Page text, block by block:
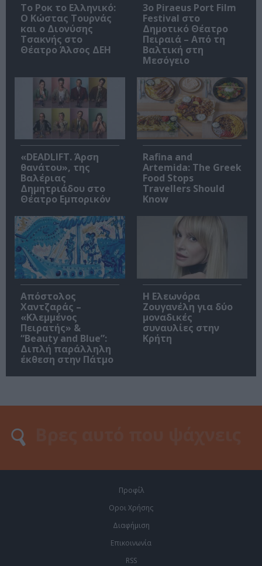
Το Ροκ το Ελληνικό:
Ο Κώστας Τουρνάς
και ο Διονύσης
Τσακνής στο
Θέατρο Άλσος ΔΕΗ
3o Piraeus Port Film
Festival στο
Δημοτικό Θέατρο
Πειραιά – Από τη
Βαλτική στη
Μεσόγειο
«DEADLIFT. Άρση
θανάτου», της
Βαλέριας
Δημητριάδου στο
Θέατρο Εμπορικόν
Rafina and
Artemida: The Greek
Food Stops
Travellers Should
Know
Απόστολος
Χαντζαράς –
«Κλεμμένος
Πειρατής» &
“Beauty and Blue”:
Διπλή παράλληλη
έκθεση στην Πάτμο
Η Ελεωνόρα
Ζουγανέλη για δύο
μοναδικές
συναυλίες στην
Κρήτη
Προφίλ
Οροι Χρήσης
Διαφήμιση
Επικοινωνία
RSS